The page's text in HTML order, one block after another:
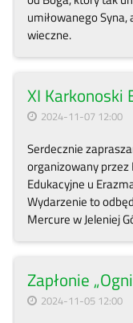
umiłowanego
wieczne.
XI Karkonoski
2024-11-07 12:00
Serdecznie
organizowany
Edukacyjne u
Wydarzenie to
Mercure w Jeleniej
Zapłonie
2024-11-05 12:00